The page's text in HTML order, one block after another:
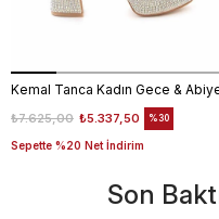
₺5.337,50
₺7.625,00
Sepette %20 Net İndirim
%30
Son